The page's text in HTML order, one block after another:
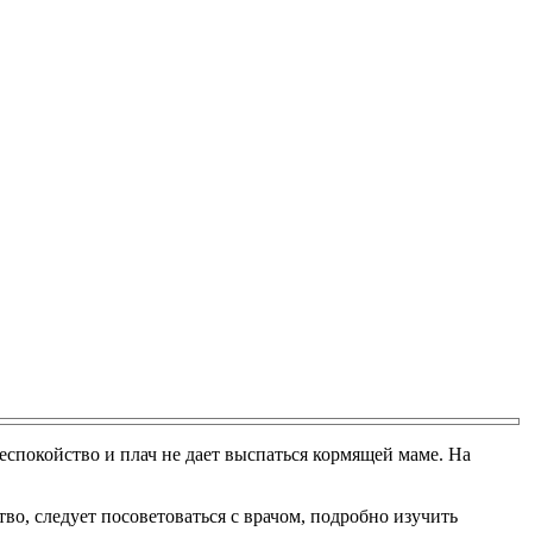
и плач не дает выспаться кормящей маме. На
следует посоветоваться с врачом, подробно изучить